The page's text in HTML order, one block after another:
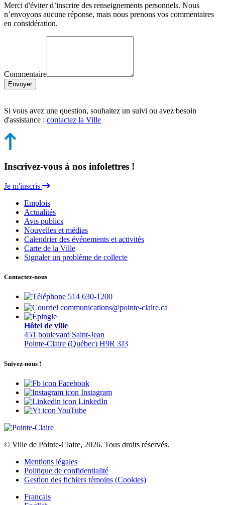
Merci d'éviter d’inscrire des renseignements personnels. Nous
n’envoyons aucune réponse, mais nous prenons vos commentaires
en considération.
Commentaire
Envoyer
Si vous avez une question, souhaitez un suivi ou avez besoin
d'assistance : contactez la Ville
Inscrivez-vous à nos infolettres !
Je m'inscris
Emplois
Actualités
Avis publics
Nouvelles et médias
Calendrier des événements et activités
Carte de la Ville
Signaler un problème de collecte
Contactez-nous
514 630-1200
communications@pointe-claire.ca
Hôtel de ville
451 boulevard Saint-Jean
Pointe-Claire (Québec) H9R 3J3
Suivez-nous !
Facebook
Instagram
LinkedIn
YouTube
© Ville de Pointe-Claire, 2026. Tous droits réservés.
Mentions légales
Politique de confidentialité
Gestion des fichiers témoins (Cookies)
Français